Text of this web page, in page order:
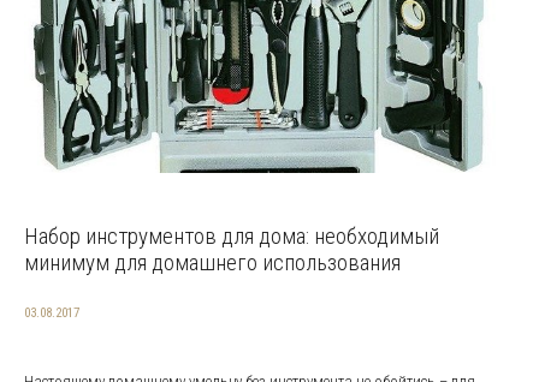
Набор инструментов для дома: необходимый
минимум для домашнего использования
03.08.2017